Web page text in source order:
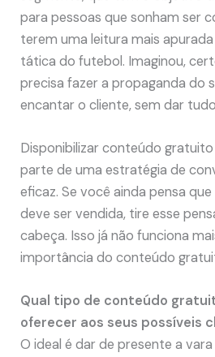
para pessoas que sonham ser
terem uma leitura mais
tática do futebol. Imaginou,
precisa fazer a propaganda do
encantar o cliente, sem dar
Disponibilizar conteúdo
parte de uma estratégia de
eficaz. Se você ainda pensa
deve ser vendida, tire esse
cabeça. Isso já não funciona
importância do conteúdo
Qual tipo de conteúdo
oferecer aos seus possíveis
O ideal é dar de presente a